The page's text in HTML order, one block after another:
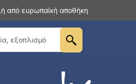
από ευρωπαϊκή αποθήκη